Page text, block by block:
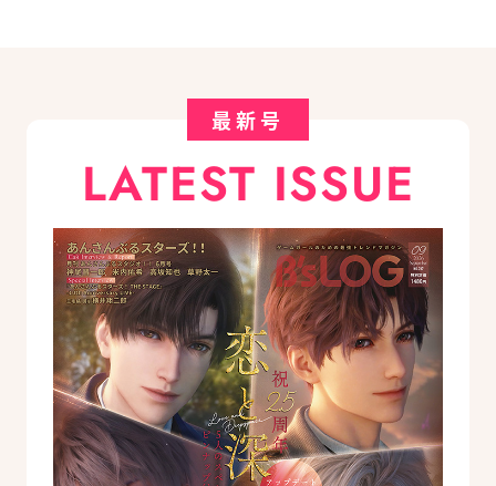
最新号
LATEST ISSUE